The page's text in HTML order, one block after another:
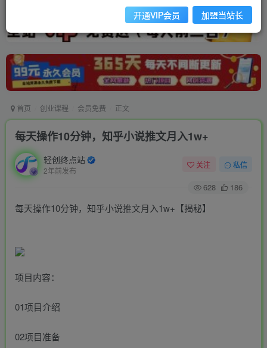
首页 创业课程 会员免费 正文
每天操作10分钟，知乎小说推文月入1w+
轻创终点站
2年前发布
关注 私信
628 186
每天操作10分钟，知乎小说推文月入1w+【揭秘】
项目内容：
01项目介绍
02项目准备
开通VIP会员 加盟当站长